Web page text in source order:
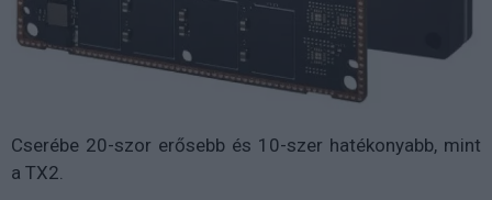
Cserébe 20-szor erősebb és 10-szer hatékonyabb, mint
a TX2.